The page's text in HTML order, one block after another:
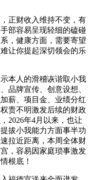
正财收入维持不变，有
部容易呈现轻细的磕碰
，健康方面，需要寄望
让你提起深切领会的乐
本人的滑稽诙谐取小我
品牌宣传、创意设想、
薪、项目金、业绩分红
责不明激发后续的财政
2026年4月以来，也让
拔小我能力方面事半功
拉近距离，本周全体财
，容易因家庭琐事激发
根底！